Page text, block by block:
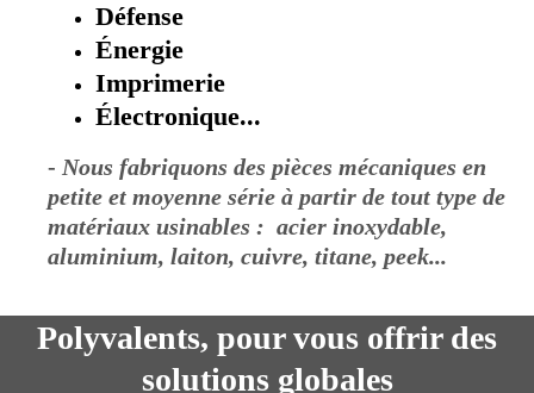
Défense
Énergie
Imprimerie
Électronique...
- Nous fabriquons des pièces mécaniques en
petite et moyenne série à partir de tout type de
matériaux usinables : acier inoxydable,
aluminium, laiton, cuivre, titane, peek...
Polyvalents, pour vous offrir des
solutions globales